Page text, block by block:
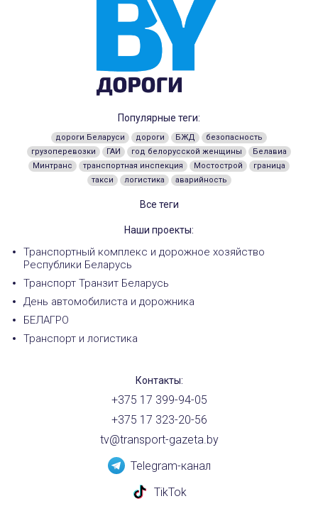
Популярные теги:
дороги Беларуси дороги БЖД
безопасность
грузоперевозки
ГАИ год белорусской женщины
Белавиа
Минтранс
транспортная инспекция Мостострой
граница
такси
логистика аварийность
Все теги
Наши проекты:
Транспортный комплекс и дорожное хозяйство
Республики Беларусь
Транспорт Транзит Беларусь
День автомобилиста и дорожника
БЕЛАГРО
Транспорт и логистика
Контакты:
+375 17 399-94-05
+375 17 323-20-56
tv@transport-gazeta.by
Telegram-канал
TikTok